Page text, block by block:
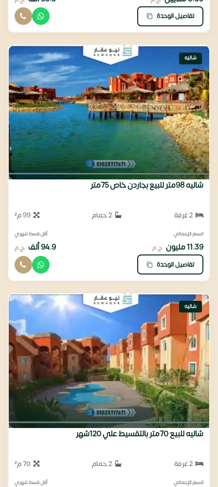
تفاصيل الوحدة
شاليه
شاليه 98متر للبيع بجاردن خاص 75متر
99 م²
السعر الإجمالي
11.39 مليون ج.م
أقل قسط شهري
94.9 ألف ج.م
تفاصيل الوحدة
شاليه
شاليه للبيع 70متر بالتقسيط علي 120شهر
السعر الإجمالي أقل قسط شهري